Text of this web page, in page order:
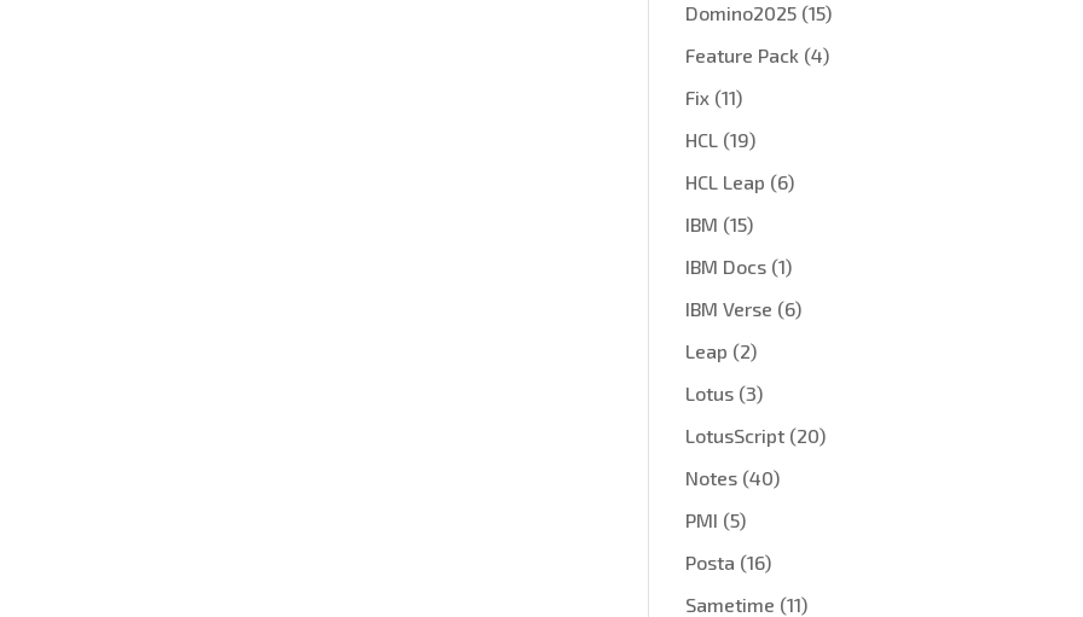
Domino2025 (15)
Feature Pack (4)
Fix (11)
HCL (19)
HCL Leap (6)
IBM (15)
IBM Docs (1)
IBM Verse (6)
Leap (2)
Lotus (3)
LotusScript (20)
Notes (40)
PMI (5)
Posta (16)
Sametime (11)